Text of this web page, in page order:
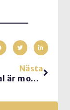
Nästa
När samtal är modiga del 3